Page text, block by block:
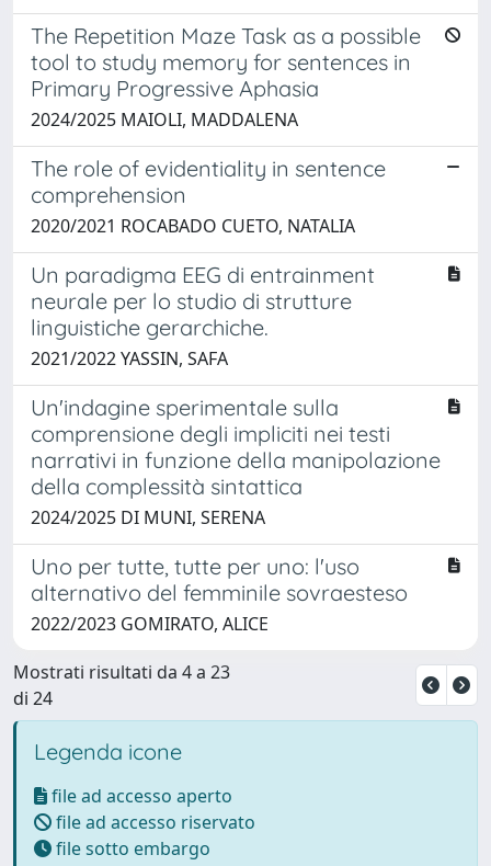
The Repetition Maze Task as a possible
tool to study memory for sentences in
Primary Progressive Aphasia
2024/2025 MAIOLI, MADDALENA
The role of evidentiality in sentence
comprehension
2020/2021 ROCABADO CUETO, NATALIA
Un paradigma EEG di entrainment
neurale per lo studio di strutture
linguistiche gerarchiche.
2021/2022 YASSIN, SAFA
Un'indagine sperimentale sulla
comprensione degli impliciti nei testi
narrativi in funzione della manipolazione
della complessità sintattica
2024/2025 DI MUNI, SERENA
Uno per tutte, tutte per uno: l'uso
alternativo del femminile sovraesteso
2022/2023 GOMIRATO, ALICE
Mostrati risultati da 4 a 23
di 24
Legenda icone
file ad accesso aperto
file ad accesso riservato
file sotto embargo